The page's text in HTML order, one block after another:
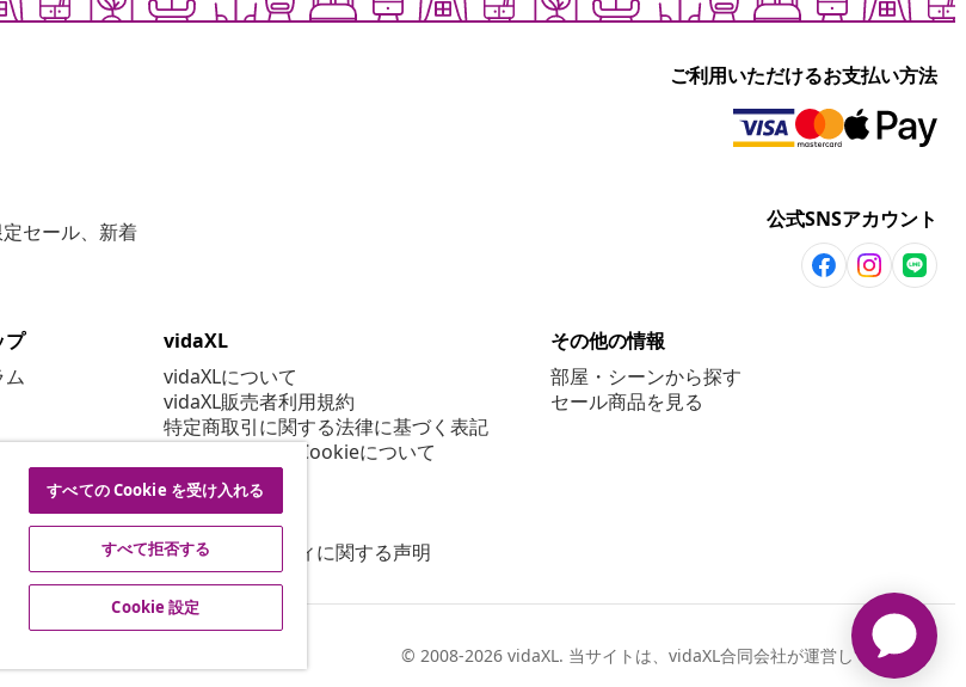
ご利用いただけるお支払い方法
セール、新着
公式SNSアカウント
プ
ム
vidaXL
vidaXLについて
vidaXL販売者利用規約
特定商取引に関する法律に基づく表記
プライバシー＆Cookieについて
Cookie 設定
行動規範
セキュリティ
アクセシビリティに関する声明
その他の情報
部屋・シーンから探す
セール商品を見る
© 2008-2026 vidaXL. 当サイトは、vidaXL合同会社が運営しています。
すべての Cookie を受け入れる
すべて拒否する
Cookie 設定